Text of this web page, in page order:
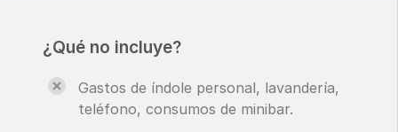
¿Qué no incluye?
Gastos de índole personal, lavandería,
teléfono, consumos de minibar.